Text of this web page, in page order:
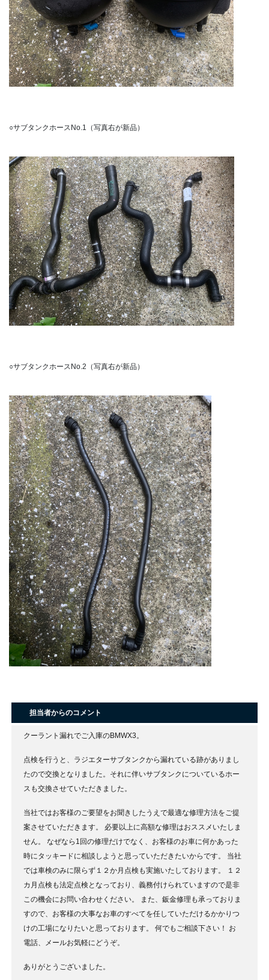
○サブタンクホースNo.1（写真右が新品）
○サブタンクホースNo.2（写真右が新品）
担当者からのコメント
クーラント漏れでご入庫のBMWX3。
点検を行うと、ラジエターサブタンクから漏れている跡がありまし
たので交換となりました。それに伴いサブタンクについているホー
スも交換させていただきました。
当社ではお客様のご要望をお聞きしたうえで最適な修理方法をご提
案させていただきます。
必要以上に高額な修理はおススメいたしま
せん。
なぜなら1回の修理だけでなく、お客様のお車に何かあった
時にタッキードに相談しようと思っていただきたいからです。
当社
では車検のみに限らず１２か月点検も実施いたしております。
１２
カ月点検も法定点検となっており、義務付けられていますので是非
この機会にお問い合わせください。
また、鈑金修理も承っておりま
すので、お客様の大事なお車のすべてを任していただけるかかりつ
けの工場になりたいと思っております。
何でもご相談下さい！
お
電話、メールお気軽にどうぞ。
ありがとうございました。